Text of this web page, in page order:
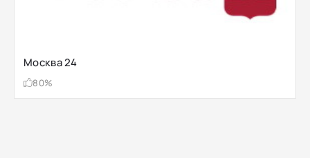
Москва 24
80%